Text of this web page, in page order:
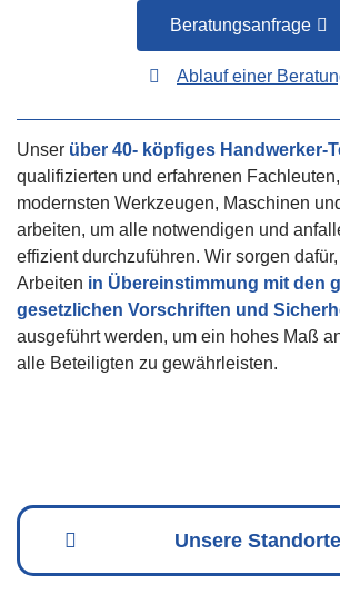
Beratungsanfrage
Ablauf einer
Unser über 40- köpfiges Handwerker-
qualifizierten und erfahrenen
modernsten Werkzeugen, Maschinen
arbeiten, um alle notwendigen und
effizient durchzuführen. Wir sorgen
Arbeiten in Übereinstimmung mit den
gesetzlichen Vorschriften und
ausgeführt werden, um ein hohes Maß
alle Beteiligten zu gewährleisten.
Unsere Standorte